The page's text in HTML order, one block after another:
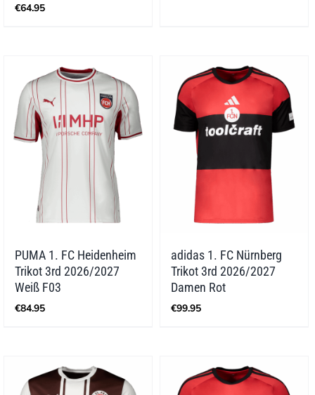
€64.95
PUMA 1. FC Heidenheim
Trikot 3rd 2026/2027
Weiß F03
€84.95
adidas 1. FC Nürnberg
Trikot 3rd 2026/2027
Damen Rot
€99.95